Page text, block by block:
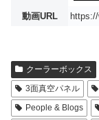
動画URL
クーラーボックス
3面真空パネル
People & Blogs